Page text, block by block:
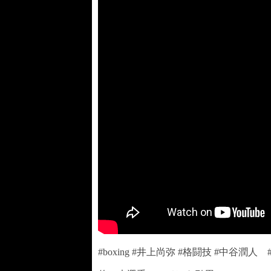
#boxing #井上尚弥 #格闘技 #中谷潤人